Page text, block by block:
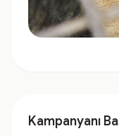
Kampanyanı